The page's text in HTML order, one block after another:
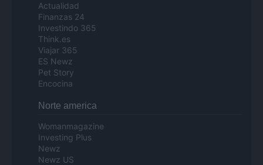
Actualidad
Finanzas 24
Investindo 365
Think.es
Viajar 365
ES Newz
Pet Story
Encocina
Norte america
Womanmagazine
Investing Plus
Newz
Newz US